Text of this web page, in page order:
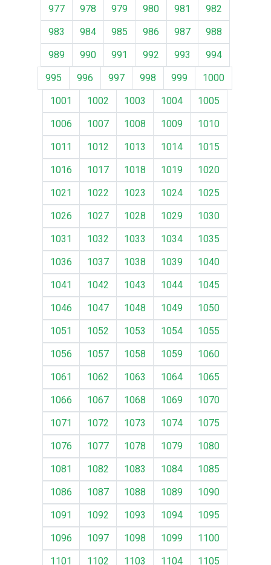
977
978 979 980 981
982
983
984 985 986 987
988
989
990 991 992 993
994
995
996 997 998 999
1000
1001
1002 1003 1004
1005
1006
1007 1008 1009
1010
1011
1012 1013 1014
1015
1016
1017 1018 1019
1020
1021
1022 1023 1024
1025
1026
1027 1028 1029
1030
1031
1032 1033 1034
1035
1036
1037 1038 1039
1040
1041
1042 1043 1044
1045
1046
1047 1048 1049
1050
1051
1052 1053 1054
1055
1056
1057 1058 1059
1060
1061
1062 1063 1064
1065
1066
1067 1068 1069
1070
1071
1072 1073 1074
1075
1076
1077 1078 1079
1080
1081
1082 1083 1084
1085
1086
1087 1088 1089
1090
1091
1092 1093 1094
1095
1096
1097 1098 1099
1100
1101
1102 1103 1104 1105